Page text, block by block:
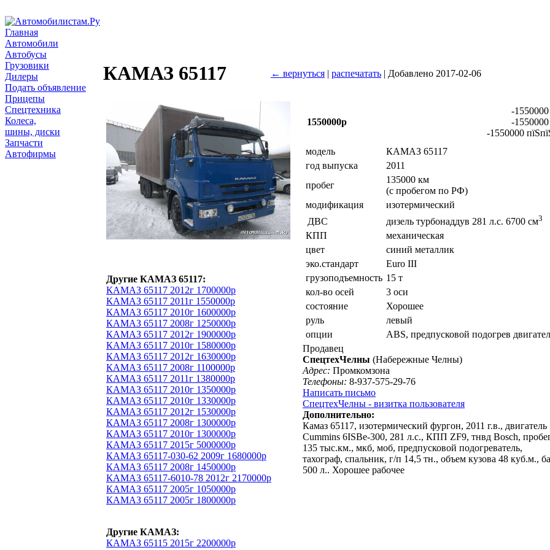
Главная
Автомобили
Автобусы
Грузовики
Дилеры
Подать объявление
Прицепы
Спецтехника
Колеса,
шины, диски
Запчасти
Автофирмы
КАМАЗ 65117 ← вернуться | распечатать | Добавлено 2017-02-06
Другие КАМАЗ 65117:
КАМАЗ 65117 2012г 1700000р
КАМАЗ 65117 2011г 1550000р
КАМАЗ 65117 2010г 1600000р
КАМАЗ 65117 2008г 1250000р
КАМАЗ 65117 2012г 1900000р
КАМАЗ 65117 2010г 1580000р
КАМАЗ 65117 2012г 1630000р
КАМАЗ 65117 2008г 1100000р
КАМАЗ 65117 2011г 1380000р
КАМАЗ 65117 2010г 1350000р
КАМАЗ 65117 2010г 1330000р
КАМАЗ 65117 2012г 1530000р
КАМАЗ 65117 2008г 1300000р
КАМАЗ 65117 2010г 1300000р
КАМАЗ 65117 2015г 5000000р
КАМАЗ 65117-030-62 2009г 1680000р
КАМАЗ 65117 2008г 1450000р
КАМАЗ 65117-6010-78 2012г 2170000р
КАМАЗ 65117 2005г 1050000р
КАМАЗ 65117 2005г 1800000р
Другие КАМАЗ:
КАМАЗ 65115 2015г 2200000р
1550000р
-
-
-1550000
модель
КАМАЗ 65117
год выпуска
2011
пробег
135000 км
(с пробегом по РФ)
модификация
изотермический
ДВС
дизель турбонаддув 281 л.с. 6700 см3
КПП
механическая
цвет
синий металлик
эко.стандарт
Euro III
грузоподъемность 15 т
кол-во осей
3 оси
состояние
Хорошее
руль
левый
опции
ABS, предпусковой подогрев
Продавец
СпецтехЧелны (Набережные Челны)
Адрес: Промкомзона
Телефоны: 8-937-575-29-76
Написать письмо
СпецтехЧелны - визитка пользователя
Дополнительно:
Камаз 65117, изотермический фургон, 2011 г.в., двигатель
Cummins 6ISBe-300, 281 л.с., КПП ZF9, тнвд Bosch,
135 тыс.км., мкб, моб, предпусковой подогреватель,
тахограф, спальник, г/п 14,5 тн., объем кузова 48 куб.м.,
500 л.. Хорошее рабочее